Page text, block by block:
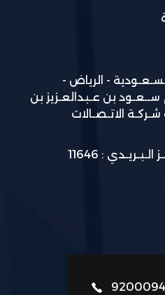
السـعـودية - الرياض -
بن عـبدالعـزيز بن
الاتـصـالات